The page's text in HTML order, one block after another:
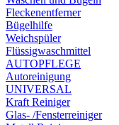
Fleckenentferner
Bügelhilfe
Weichspüler
Flüssigwaschmittel
AUTOPFLEGE
Autoreinigung
UNIVERSAL
Kraft Reiniger
Glas- /Fensterreiniger